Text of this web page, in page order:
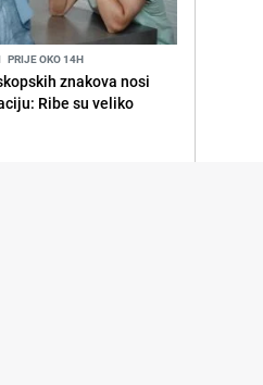
PRIJE OKO 14H
znakova nosi
Ribe su veliko